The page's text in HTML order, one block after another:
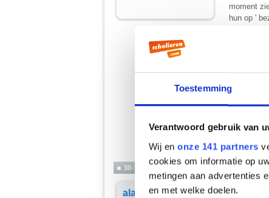
Toestemming
Verantwoord gebruik van
Wij en onze 141 partners
cookies om informatie op
metingen aan advertenties
en met welke doelen.
moment
hun op '
van de
Peace out!
Jirapa
30-11-2017, 21:39
alap11 Stranger